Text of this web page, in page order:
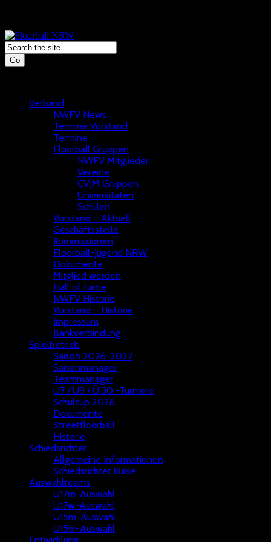
Go
Verband
NWFV News
Termine Vorstand
Termine
Floorball Gruppen
NWFV Mitglieder
Vereine
CVJM Gruppen
Universitäten
Schulen
Vorstand – Aktuell
Geschäftsstelle
Kommissionen
Floorball-Jugend NRW
Dokumente
Mitglied werden
Hall of Fame
NWFV Historie
Vorstand – Historie
Impressum
Bankverbindung
Spielbetrieb
Saison 2026-2027
Saisonmanager
Teammanager
U7 / U9 / Ü 30 -Turniere
Schulcup 2026
Dokumente
Streetfloorball
Historie
Schiedsrichter
Allgemeine Informationen
Schiedsrichter Kurse
Auswahlteams
U17m-Auswahl
U17w-Auswahl
U15m-Auswahl
U15w-Auswahl